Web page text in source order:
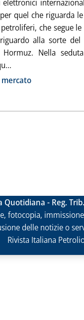
elettronici
quel che riguarda
che segue
alla sorte
Nella
Quotidiana - Reg.
fotocopia,
delle notizie o
Rivista Italiana